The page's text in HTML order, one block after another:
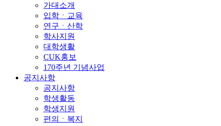
가대소개
입학ㆍ교육
연구ㆍ산학
학사지원
대학생활
CUK홍보
170주년 기념사업
공지사항
공지사항
학생활동
학생지원
편의ㆍ복지